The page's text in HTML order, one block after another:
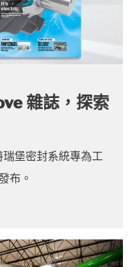
雜誌，探索
堡密封系統專為工
布。